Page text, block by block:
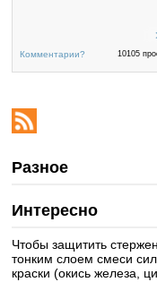
Комментарии? 10105
Разное
Интересно
Чтобы защитить
тонким слоем смеси
краски (окись железа,